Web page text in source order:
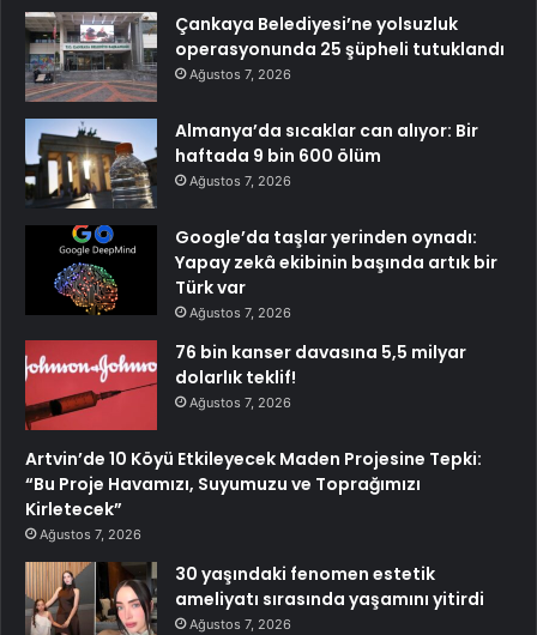
Çankaya Belediyesi’ne yolsuzluk
operasyonunda 25 şüpheli tutuklandı
Ağustos 7, 2026
Almanya’da sıcaklar can alıyor: Bir
haftada 9 bin 600 ölüm
Ağustos 7, 2026
Google’da taşlar yerinden oynadı:
Yapay zekâ ekibinin başında artık bir
Türk var
Ağustos 7, 2026
76 bin kanser davasına 5,5 milyar
dolarlık teklif!
Ağustos 7, 2026
Artvin’de 10 Köyü Etkileyecek Maden Projesine Tepki:
“Bu Proje Havamızı, Suyumuzu ve Toprağımızı
Kirletecek”
Ağustos 7, 2026
30 yaşındaki fenomen estetik
ameliyatı sırasında yaşamını yitirdi
Ağustos 7, 2026